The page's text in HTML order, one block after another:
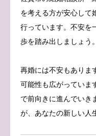
を考える方が安心して
行っています。不安を
歩を踏み出しましょう。
再婚には不安もありま
可能性も広がっていま
で前向きに進んでいき
が、あなたの新しい人